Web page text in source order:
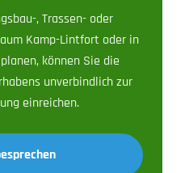
, Trassen- oder
Kamp-Lintfort oder in
können Sie die
unverbindlich zur
einreichen.